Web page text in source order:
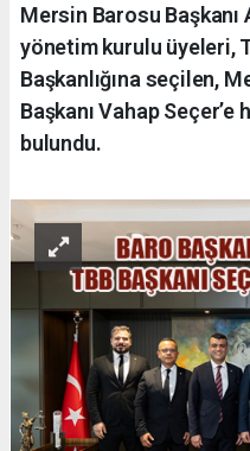
Mersin Barosu Başkanı
yönetim kurulu üyeleri,
Başkanlığına seçilen,
Başkanı Vahap
bulundu.